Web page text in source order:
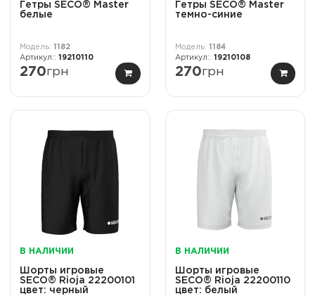
Гетры SECO® Master
белые
1182
19210110
270грн
Гетры SECO® Master
темно-синие
1184
19210108
270грн
В НАЛИЧИИ
Шорты игровые
SECO® Rioja 22200101
цвет: черный
В НАЛИЧИИ
Шорты игровые
SECO® Rioja 22200110
цвет: белый